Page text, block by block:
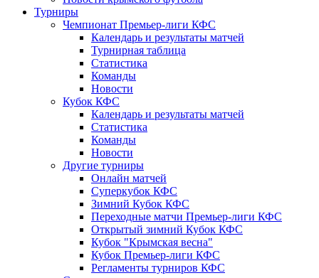
Турниры
Чемпионат Премьер-лиги КФС
Календарь и результаты матчей
Турнирная таблица
Статистика
Команды
Новости
Кубок КФС
Календарь и результаты матчей
Статистика
Команды
Новости
Другие турниры
Онлайн матчей
Суперкубок КФС
Зимний Кубок КФС
Переходные матчи Премьер-лиги КФС
Открытый зимний Кубок КФС
Кубок "Крымская весна"
Кубок Премьер-лиги КФС
Регламенты турниров КФС